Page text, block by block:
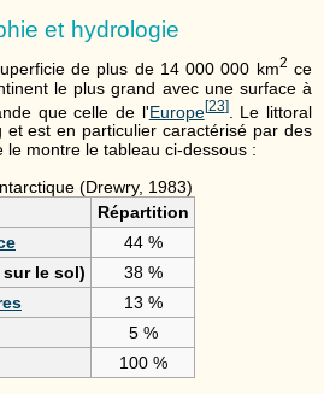
et hydrologie
de plus de 14 000 000 km2 ce
le plus grand avec une surface à
que celle de l'Europe[23]. Le littoral
et est en particulier caractérisé par des
montre le tableau ci-dessous :
(Drewry, 1983)
Répartition
44 %
le sol)
38 %
13 %
5 %
100 %